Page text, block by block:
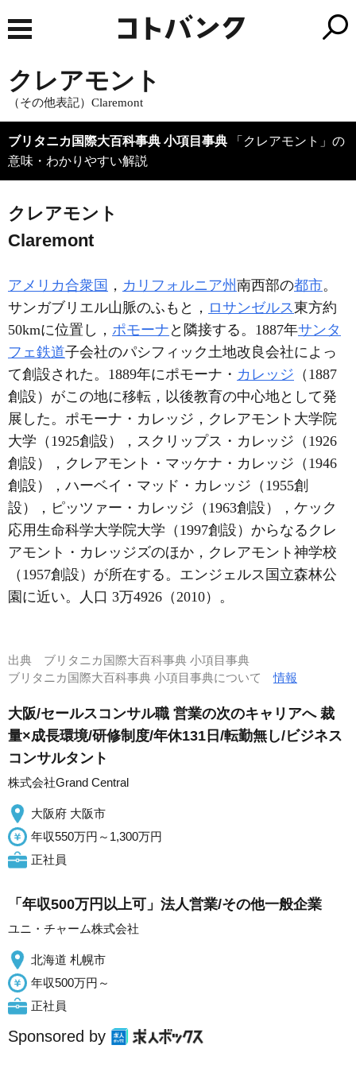
クレアモント
（その他表記）Claremont
ブリタニカ国際大百科事典 小項目事典 「クレアモント」の
意味・わかりやすい解説
クレアモント
Claremont
アメリカ合衆国 ， カリフォルニア州 南西部の都市。
サンガブリエル山脈のふもと， ロサンゼルス東方約
50kmに位置し， ポモーナ と隣接する。1887年サンタ
フェ鉄道子会社のパシフィック土地改良会社によっ
て創設された。1889年にポモーナ・ カレッジ （1887
創設）がこの地に移転，以後教育の中心地として発
展した。ポモーナ・カレッジ，クレアモント大学院
大学（1925創設），スクリップス・カレッジ（1926
創設），クレアモント・マッケナ・カレッジ（1946
創設），ハーベイ・マッド・カレッジ（1955創
設），ピッツァー・カレッジ（1963創設），ケック
応用生命科学大学院大学（1997創設）からなるクレ
アモント・カレッジズのほか，クレアモント神学校
（1957創設）が所在する。エンジェルス国立森林公
園に近い。人口 3万4926（2010）。
出典 ブリタニカ国際大百科事典 小項目事典
ブリタニカ国際大百科事典 小項目事典について情報
大阪/セールスコンサル職 営業の次のキャリアへ 裁
量×成長環境/研修制度/年休131日/転勤無し/ビジネス
コンサルタント
株式会社Grand Central
大阪府 大阪市
年収550万円～1,300万円
正社員
「年収500万円以上可」法人営業/その他一般企業
ユニ・チャーム株式会社
北海道 札幌市
年収500万円～
正社員
Sponsored by